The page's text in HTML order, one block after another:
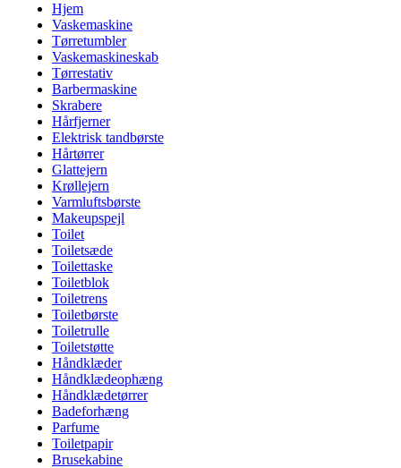
Hjem
Vaskemaskine
Tørretumbler
Vaskemaskineskab
Tørrestativ
Barbermaskine
Skrabere
Hårfjerner
Elektrisk tandbørste
Hårtørrer
Glattejern
Krøllejern
Varmluftsbørste
Makeupspejl
Toilet
Toiletsæde
Toilettaske
Toiletblok
Toiletrens
Toiletbørste
Toiletrulle
Toiletstøtte
Håndklæder
Håndklædeophæng
Håndklædetørrer
Badeforhæng
Parfume
Toiletpapir
Brusekabine